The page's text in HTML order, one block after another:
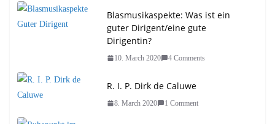
Blasmusikaspekte: Was ist ein
guter Dirigent/eine gute
Dirigentin?
10. March 2020 4 Comments
R. I. P. Dirk de Caluwe
8. March 2020 1 Comment